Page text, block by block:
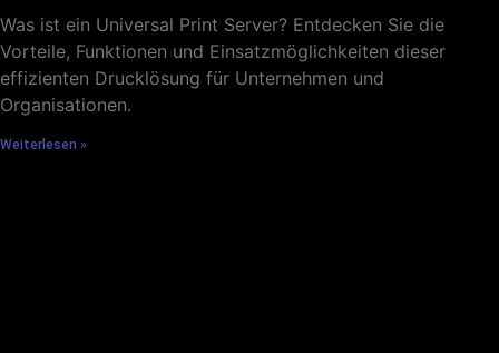
Was ist ein Universal Print Server? Entdecken Sie die
Vorteile, Funktionen und Einsatzmöglichkeiten dieser
effizienten Drucklösung für Unternehmen und
Organisationen.
Weiterlesen »